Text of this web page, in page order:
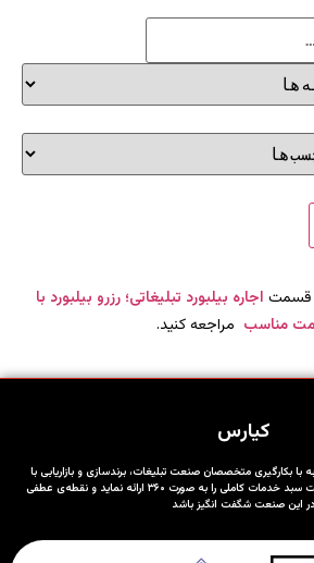
قسمت اجاره بیلبورد تبلیغاتی؛ رزرو بیلبورد با
مناسب مراجعه کنید.
کیارس
با بکارگیری متخصصان صنعت تبلیغات، برندسازی و بازاریابی با
تکیه بر خلاقیت خود توانسته است سبد خدمات کاملی را به صورت ۳۶۰ ارائه نماید و نقطه‌ی عطفی
در این صنعت شگفت انگیز باشد